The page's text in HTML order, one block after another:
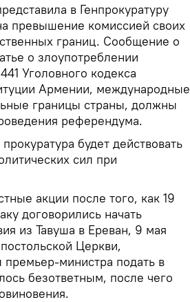
в Генпрокуратуру
превышение комиссией своих
границ. Сообщение о
о злоупотреблении
Уголовного кодекса
Армении, международные
границы страны, должны
референдума.
будет действовать
сил при
акции после того, как 19
договорились начать
из Тавуша в Ереван, 9 мая
Церкви,
премьер-министра подать в
безответным, после чего